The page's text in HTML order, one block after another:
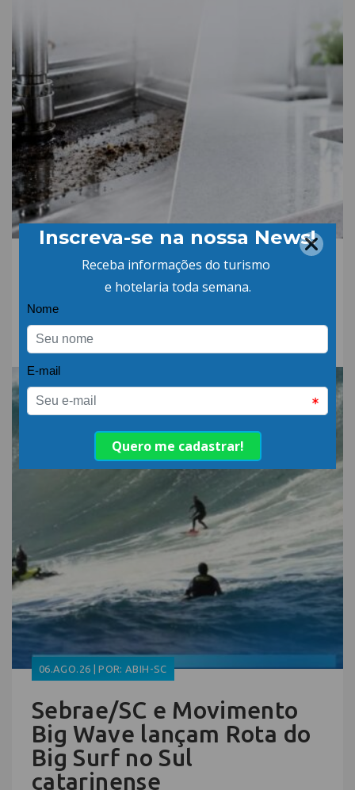
06.AGO.26 | POR: ABIH-SC
Qual a diferença entre
detergente alcalino e
neutro?
06.AGO.26 | POR: ABIH-SC
Sebrae/SC e Movimento
Big Wave lançam Rota do
Big Surf no Sul
catarinense